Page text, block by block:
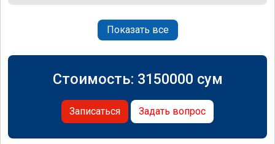
Показать все
Стоимость: 3150000 сум
Записаться Задать вопрос